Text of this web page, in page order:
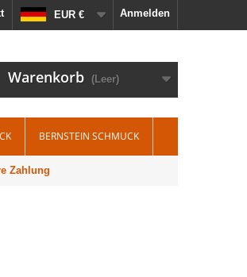
Anmelden
EUR €
Warenkorb (Leer)
BERNSTEIN SCHMUCK
Zahlung